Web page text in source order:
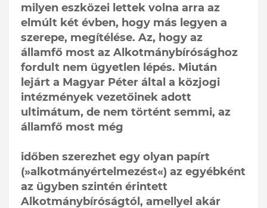
milyen eszközei lettek volna arra az
elmúlt két évben, hogy más legyen a
szerepe, megítélése. Az, hogy az
államfő most az Alkotmánybírósághoz
fordult nem ügyetlen lépés. Miután
lejárt a Magyar Péter által a közjogi
intézmények vezetőinek adott
ultimátum, de nem történt semmi, az
államfő most még
időben szerezhet egy olyan papírt
(»alkotmányértelmezést«) az egyébként
az ügyben szintén érintett
Alkotmánybíróságtól, amellyel akár